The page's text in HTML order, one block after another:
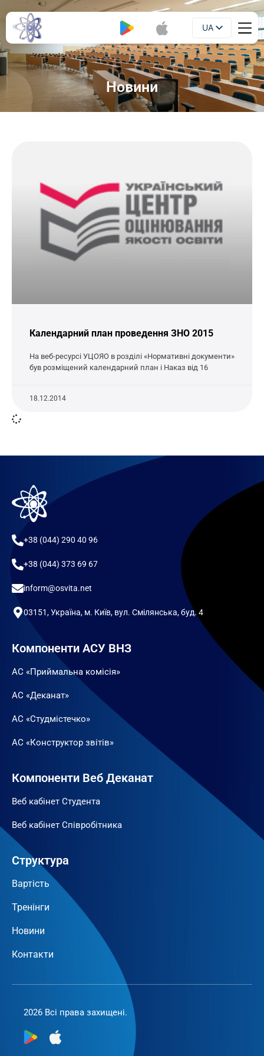
UA
EN
Новини
Календарний план проведення ЗНО 2015
На веб-ресурсі УЦОЯО в розділі «Нормативні документи»
був розміщений календарний план і Наказ від 16
18.12.2014
+38 (044) 290 40 96
+38 (044) 373 69 67
inform@osvita.net
03151, Україна, м. Київ, вул. Смілянська, буд. 4
Компоненти АСУ ВНЗ
АС «Приймальна комісія»
АС «Деканат»
АС «Студмістечко»
АС «Конструктор звітів»
Компоненти Веб Деканат
Веб кабінет Студента
Веб кабінет Співробітника
Структура
Вартість
Тренінги
Новини
Контакти
2026 Всі права захищені.